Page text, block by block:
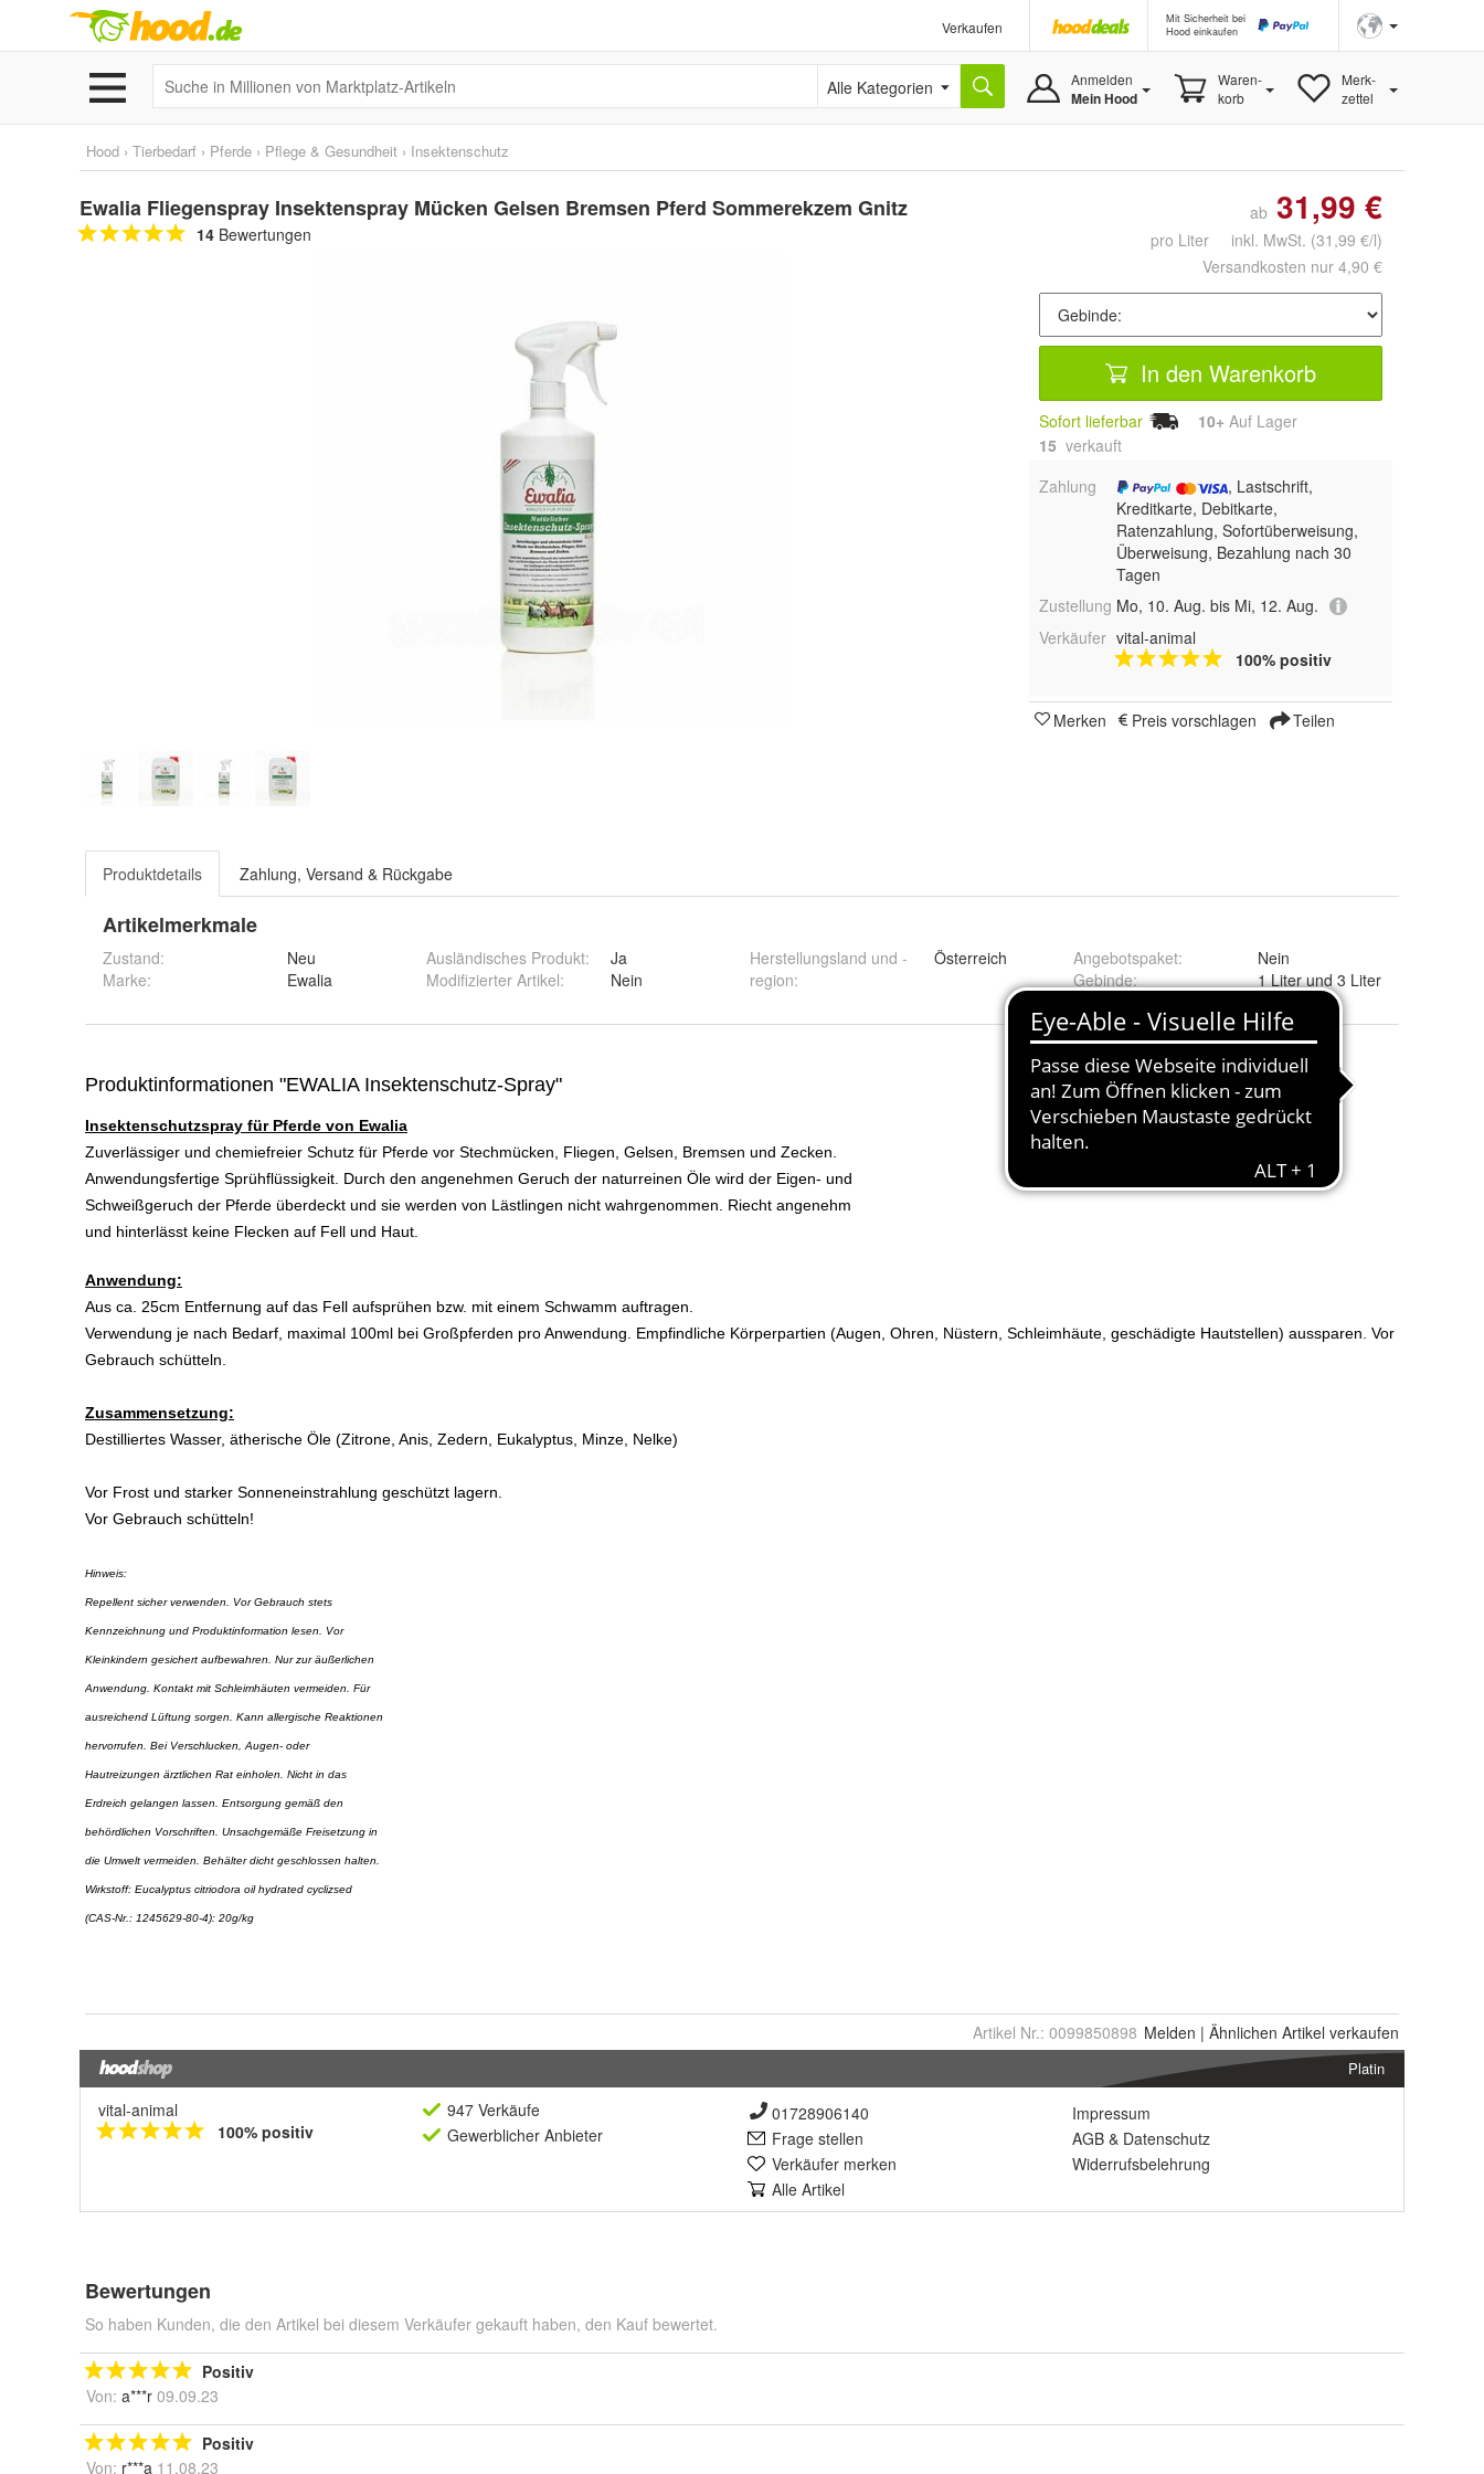
Verkaufen
Mit Sicherheit bei
Hood einkaufen
Alle Kategorien Anmelden
Mein Hood
Waren-
korb
Merk-
zettel
Hood › Tierbedarf › Pferde › Pflege & Gesundheit › Insektenschutz
Ewalia Fliegenspray Insektenspray Mücken Gelsen Bremsen Pferd Sommerekzem Gnitz
14 Bewertungen
ab 31,99 €
pro Liter inkl. MwSt. (31,99 €/l)
Versandkosten nur 4,90 €
In den Warenkorb
Sofort lieferbar 10+ Auf Lager
15 verkauft
Zahlung
, Lastschrift,
Kreditkarte, Debitkarte,
Ratenzahlung, Sofortüberweisung,
Überweisung, Bezahlung nach 30
Tagen
Zustellung Mo, 10. Aug. bis Mi, 12. Aug.
Verkäufer vital-animal
100% positiv
Merken Preis vorschlagen Teilen
Produktdetails Zahlung, Versand & Rückgabe
Artikelmerkmale
Zustand:
Neu
Marke:
Ewalia
Ausländisches Produkt:
Ja
Modifizierter Artikel: Nein
Herstellungsland und -
region:
Österreich Angebotspaket:
Nein
Gebinde: 1 Liter und 3 Liter
Artikel Nr.: 0099850898 Melden | Ähnlichen Artikel verkaufen
Platin
vital-animal
100% positiv
947 Verkäufe
Gewerblicher Anbieter
01728906140
Frage stellen
Verkäufer merken
Alle Artikel
Impressum
AGB & Datenschutz
Widerrufsbelehrung
Bewertungen
So haben Kunden, die den Artikel bei diesem Verkäufer gekauft haben, den Kauf bewertet.
Positiv
Von: a***r 09.09.23
Positiv
Von: r***a 11.08.23